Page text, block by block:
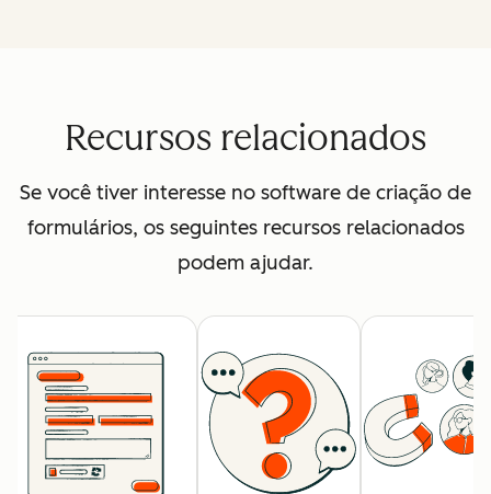
Recursos relacionados
Se você tiver interesse no software de criação de
formulários, os seguintes recursos relacionados
podem ajudar.